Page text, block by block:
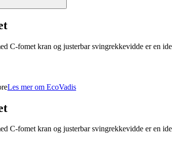
C-fomet kran og justerbar svingrekkevidde er en
Les mer om EcoVadis
C-fomet kran og justerbar svingrekkevidde er en